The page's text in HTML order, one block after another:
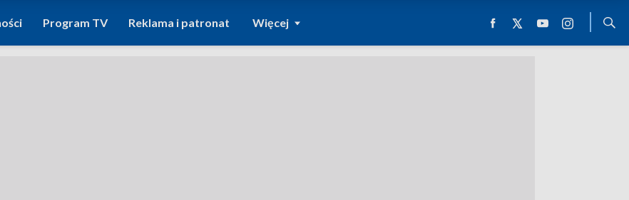
Program TV Reklama i patronat Więcej